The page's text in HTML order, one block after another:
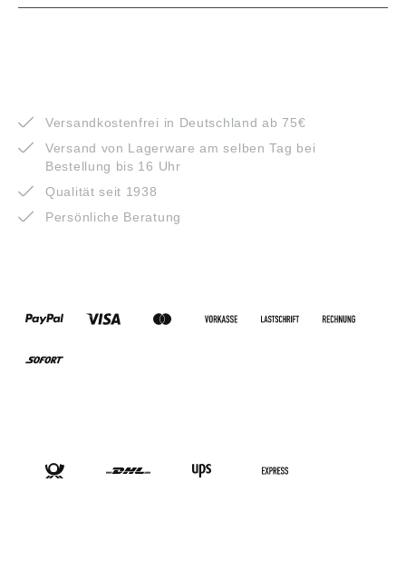
Versandkostenfrei in Deutschland ab 75€
Versand von Lagerware am selben Tag bei
Bestellung bis 16 Uhr
Qualität seit 1938
Persönliche Beratung